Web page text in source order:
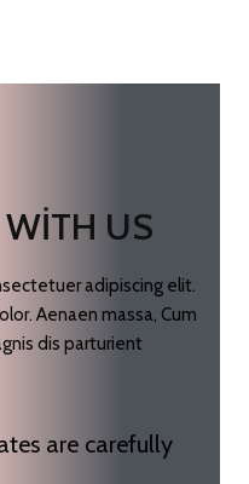
US
adipiscing elit.
Aenaen massa, Cum
dis parturient
are carefully